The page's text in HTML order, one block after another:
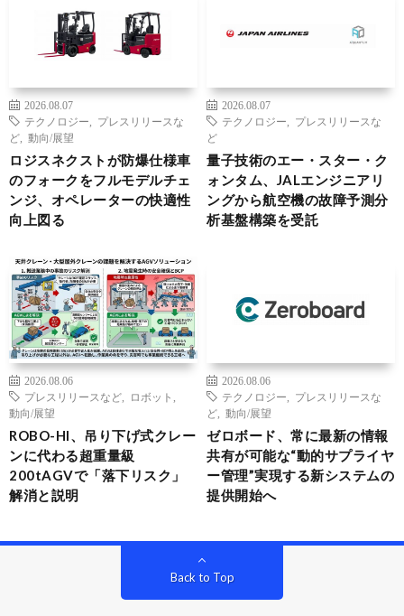
2026.08.07
テクノロジー
プレスリリースな
ど
動向/展望
ロジスネクストが防爆仕様車
のフォークをフルモデルチェ
ンジ、オペレーターの快適性
向上図る
2026.08.07
テクノロジー
プレスリリースな
ど
量子技術のエー・スター・ク
ォンタム、JALエンジニアリ
ングから航空機の故障予測分
析基盤構築を受託
2026.08.06
プレスリリースなど
ロボット
動向/展望
ROBO-HI、吊り下げ式クレー
ンに代わる超重量級
200tAGVで「落下リスク」
解消と説明
2026.08.06
テクノロジー
プレスリリースな
ど
動向/展望
ゼロボード、常に最新の情報
共有が可能な“動的サプライヤ
ー管理”実現する新システムの
提供開始へ
Back to Top